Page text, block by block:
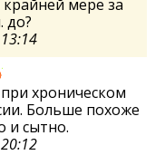
мере за
до?
хроническом
Больше похоже
и сытно.